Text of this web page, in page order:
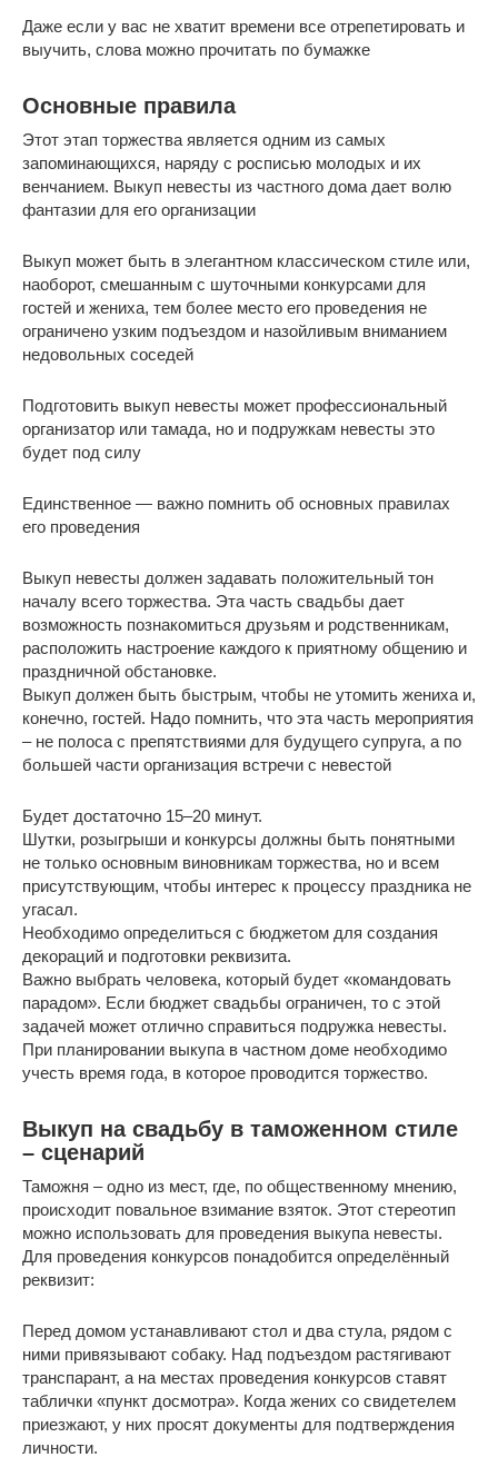
Даже если у вас не хватит времени все отрепетировать и
выучить, слова можно прочитать по бумажке
Основные правила
Этот этап торжества является одним из самых
запоминающихся, наряду с росписью молодых и их
венчанием. Выкуп невесты из частного дома дает волю
фантазии для его организации
Выкуп может быть в элегантном классическом стиле или,
наоборот, смешанным с шуточными конкурсами для
гостей и жениха, тем более место его проведения не
ограничено узким подъездом и назойливым вниманием
недовольных соседей
Подготовить выкуп невесты может профессиональный
организатор или тамада, но и подружкам невесты это
будет под силу
Единственное — важно помнить об основных правилах
его проведения
Выкуп невесты должен задавать положительный тон
началу всего торжества. Эта часть свадьбы дает
возможность познакомиться друзьям и родственникам,
расположить настроение каждого к приятному общению и
праздничной обстановке.
Выкуп должен быть быстрым, чтобы не утомить жениха и,
конечно, гостей. Надо помнить, что эта часть мероприятия
– не полоса с препятствиями для будущего супруга, а по
большей части организация встречи с невестой
Будет достаточно 15–20 минут.
Шутки, розыгрыши и конкурсы должны быть понятными
не только основным виновникам торжества, но и всем
присутствующим, чтобы интерес к процессу праздника не
угасал.
Необходимо определиться с бюджетом для создания
декораций и подготовки реквизита.
Важно выбрать человека, который будет «командовать
парадом». Если бюджет свадьбы ограничен, то с этой
задачей может отлично справиться подружка невесты.
При планировании выкупа в частном доме необходимо
учесть время года, в которое проводится торжество.
Выкуп на свадьбу в таможенном стиле
– сценарий
Таможня – одно из мест, где, по общественному мнению,
происходит повальное взимание взяток. Этот стереотип
можно использовать для проведения выкупа невесты.
Для проведения конкурсов понадобится определённый
реквизит:
Перед домом устанавливают стол и два стула, рядом с
ними привязывают собаку. Над подъездом растягивают
транспарант, а на местах проведения конкурсов ставят
таблички «пункт досмотра». Когда жених со свидетелем
приезжают, у них просят документы для подтверждения
личности.